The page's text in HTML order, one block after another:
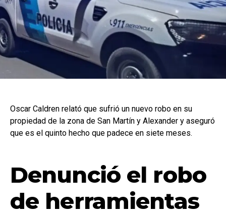
Oscar Caldren relató que sufrió un nuevo robo en su
propiedad de la zona de San Martín y Alexander y aseguró
que es el quinto hecho que padece en siete meses.
Denunció el robo
de herramientas